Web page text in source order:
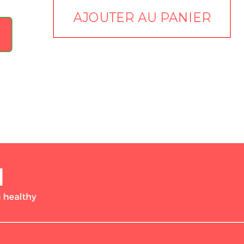
AJOUTER AU PANIER